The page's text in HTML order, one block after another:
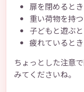
扉を閉めると
重い荷物を持
子どもと遊ぶ
疲れていると
ちょっとした注意
みてくださいね。